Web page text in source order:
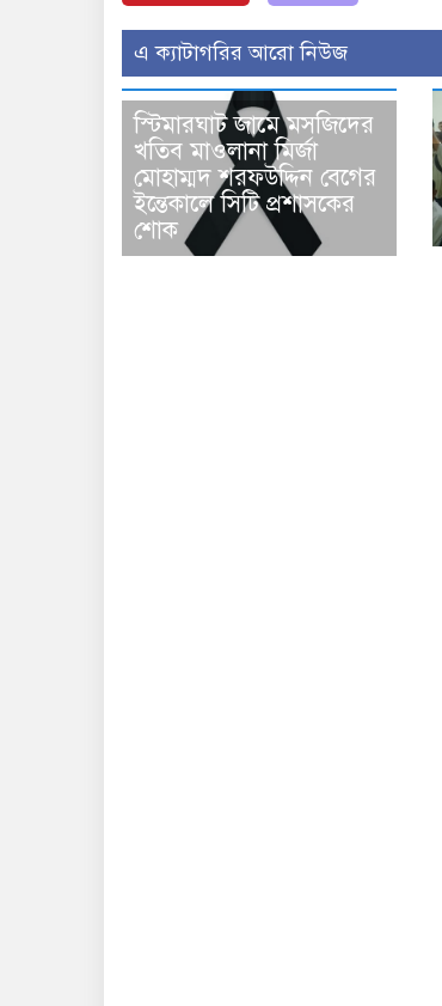
এ ক্যাটাগরির আরো নিউজ
স্টিমারঘাট জামে মসজিদের
খতিব মাওলানা মির্জা
মোহাম্মদ শরফউদ্দিন বেগের
ইন্তেকালে সিটি প্রশাসকের
শোক